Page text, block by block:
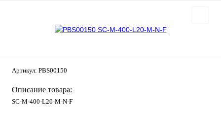
Артикул: PBS00150
Описание товара:
SC-M-400-L20-M-N-F